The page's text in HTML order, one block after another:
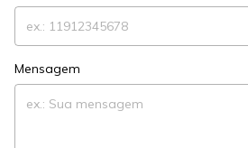
Mensagem